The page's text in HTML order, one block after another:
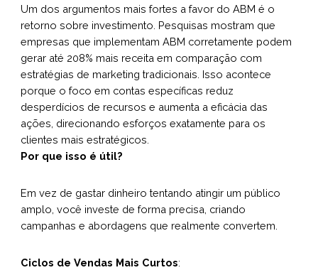
Um dos argumentos mais fortes a favor do ABM é o
retorno sobre investimento. Pesquisas mostram que
empresas que implementam ABM corretamente podem
gerar até 208% mais receita em comparação com
estratégias de marketing tradicionais. Isso acontece
porque o foco em contas específicas reduz
desperdícios de recursos e aumenta a eficácia das
ações, direcionando esforços exatamente para os
clientes mais estratégicos.
Por que isso é útil?
Em vez de gastar dinheiro tentando atingir um público
amplo, você investe de forma precisa, criando
campanhas e abordagens que realmente convertem.
Ciclos de Vendas Mais Curtos: